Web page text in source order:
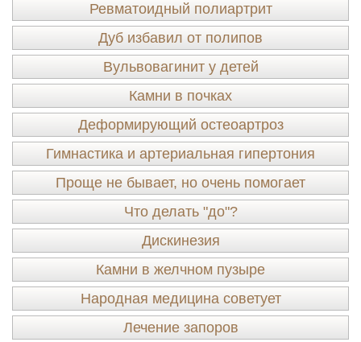
Ревматоидный полиартрит
Дуб избавил от полипов
Вульвовагинит у детей
Камни в почках
Деформирующий остеоартроз
Гимнастика и артериальная гипертония
Проще не бывает, но очень помогает
Что делать "до"?
Дискинезия
Камни в желчном пузыре
Народная медицина советует
Лечение запоров